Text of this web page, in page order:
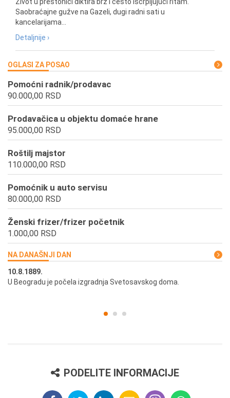
Saobraćajne gužve na Gazeli, dugi radni sati u
kancelarijama...
Detaljnije ›
OGLASI ZA POSAO
Pomoćni radnik/prodavac
90.000,00 RSD
Prodavačica u objektu domaće hrane
95.000,00 RSD
Roštilj majstor
110.000,00 RSD
Pomoćnik u auto servisu
80.000,00 RSD
Ženski frizer/frizer početnik
1.000,00 RSD
NA DANAŠNJI DAN
10.8.1889.
U Beogradu je počela izgradnja Svetosavskog doma.
PODELITE INFORMACIJE